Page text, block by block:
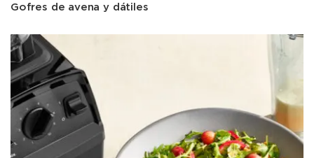
Gofres de avena y dátiles